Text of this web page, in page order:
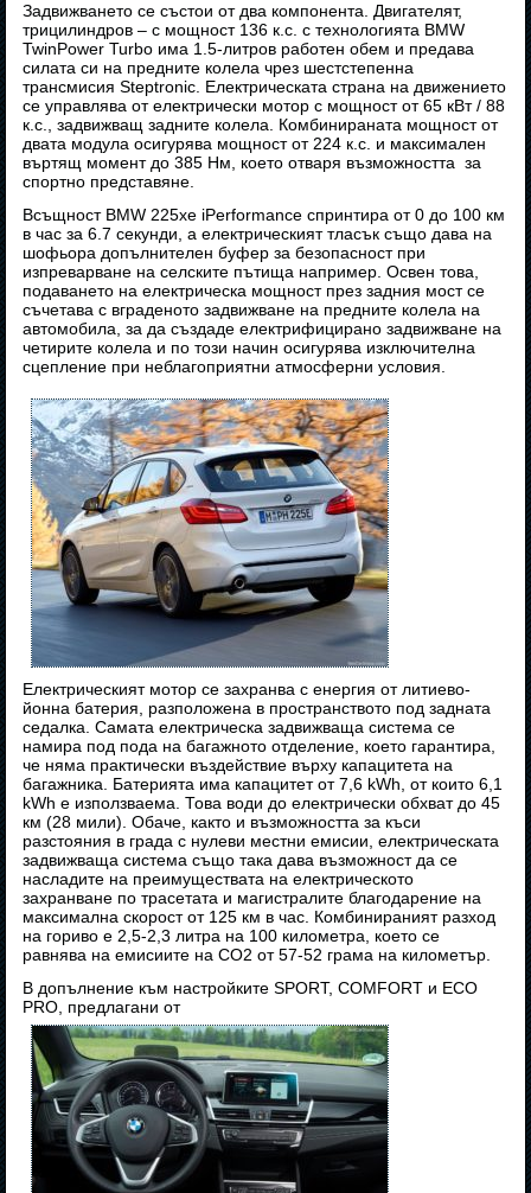
Задвижването се състои от два компонента. Двигателят,
трицилиндров – с мощност 136 к.с. с технологията BMW
TwinPower Turbo има 1.5-литров работен обем и предава
силата си на предните колела чрез шестстепенна
трансмисия Steptronic. Електрическата страна на движението
се управлява от електрически мотор с мощност от 65 кВт / 88
к.с., задвижващ задните колела. Комбинираната мощност от
двата модула осигурява мощност от 224 к.с. и максимален
въртящ момент до 385 Нм, което отваря възможността за
спортно представяне.
Всъщност BMW 225xe iPerformance спринтира от 0 до 100 км
в час за 6.7 секунди, а електрическият тласък също дава на
шофьора допълнителен буфер за безопасност при
изпреварване на селските пътища например. Освен това,
подаването на електрическа мощност през задния мост се
съчетава с вграденото задвижване на предните колела на
автомобила, за да създаде електрифицирано задвижване на
четирите колела и по този начин осигурява изключителна
сцепление при неблагоприятни атмосферни условия.
Електрическият мотор се захранва с енергия от литиево-
йонна батерия, разположена в пространството под задната
седалка. Самата електрическа задвижваща система се
намира под пода на багажното отделение, което гарантира,
че няма практически въздействие върху капацитета на
багажника. Батерията има капацитет от 7,6 kWh, от които 6,1
kWh е използваема. Това води до електрически обхват до 45
км (28 мили). Обаче, както и възможността за къси
разстояния в града с нулеви местни емисии, електрическата
задвижваща система също така дава възможност да се
насладите на преимуществата на електрическото
захранване по трасетата и магистралите благодарение на
максимална скорост от 125 км в час. Комбинираният разход
на гориво е 2,5-2,3 литра на 100 километра, което се
равнява на емисиите на CO2 от 57-52 грама на километър.
В допълнение към настройките SPORT, COMFORT и ECO
PRO, предлагани от